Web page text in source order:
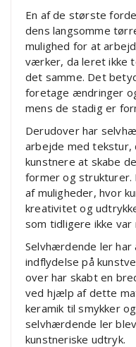
En af de største
dens langsomme
mulighed for at
værker, da leret ikke
det samme. Det
foretage ændringer
mens de stadig er
Derudover har
arbejde med
kunstnere at skabe
former og strukturer.
af muligheder, hvor
kreativitet og
som tidligere ikke
Selvhærdende ler
indflydelse på
over har skabt en
ved hjælp af dette
keramik til smykker
selvhærdende ler
kunstneriske udtryk.